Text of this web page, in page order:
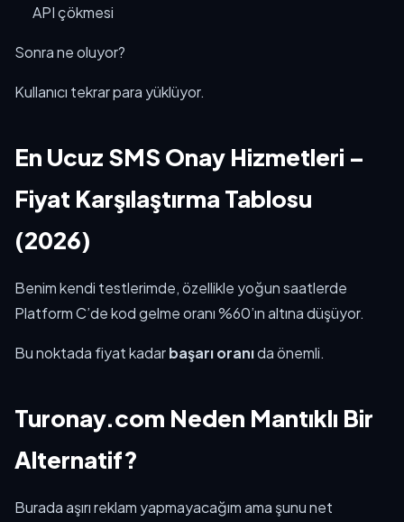
API çökmesi
Sonra ne oluyor?
Kullanıcı tekrar para yüklüyor.
En Ucuz SMS Onay Hizmetleri –
Fiyat Karşılaştırma Tablosu
(2026)
Benim kendi testlerimde, özellikle yoğun saatlerde
Platform C’de kod gelme oranı %60’ın altına düşüyor.
Bu noktada fiyat kadarbaşarı oranıda önemli.
Turonay.com Neden Mantıklı Bir
Alternatif?
Burada aşırı reklam yapmayacağım ama şunu net